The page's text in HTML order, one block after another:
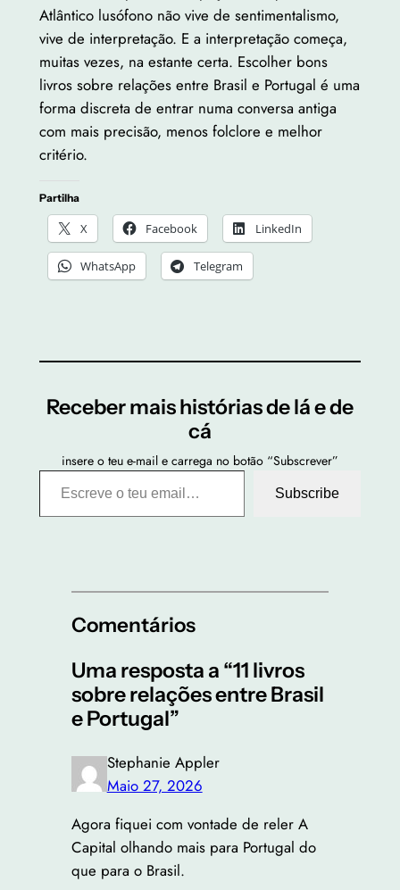
Atlântico lusófono não vive de sentimentalismo,
vive de interpretação. E a interpretação começa,
muitas vezes, na estante certa. Escolher bons
livros sobre relações entre Brasil e Portugal é uma
forma discreta de entrar numa conversa antiga
com mais precisão, menos folclore e melhor
critério.
Partilha
X Facebook LinkedIn
WhatsApp Telegram
Receber mais histórias de lá e de
cá
insere o teu e-mail e carrega no botão “Subscrever”
Escreve o teu email…
Subscribe
Comentários
Uma resposta a “11 livros
sobre relações entre Brasil
e Portugal”
Stephanie Appler
Maio 27, 2026
Agora fiquei com vontade de reler A
Capital olhando mais para Portugal do
que para o Brasil.